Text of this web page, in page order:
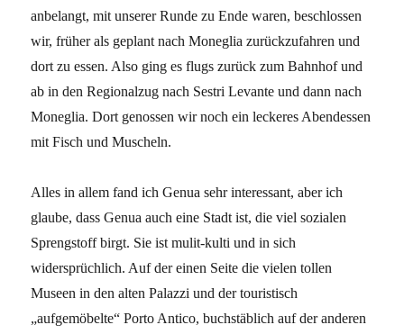
anbelangt, mit unserer Runde zu Ende waren, beschlossen
wir, früher als geplant nach Moneglia zurückzufahren und
dort zu essen. Also ging es flugs zurück zum Bahnhof und
ab in den Regionalzug nach Sestri Levante und dann nach
Moneglia. Dort genossen wir noch ein leckeres Abendessen
mit Fisch und Muscheln.
Alles in allem fand ich Genua sehr interessant, aber ich
glaube, dass Genua auch eine Stadt ist, die viel sozialen
Sprengstoff birgt. Sie ist mulit-kulti und in sich
widersprüchlich. Auf der einen Seite die vielen tollen
Museen in den alten Palazzi und der touristisch
„aufgemöbelte“ Porto Antico, buchstäblich auf der anderen